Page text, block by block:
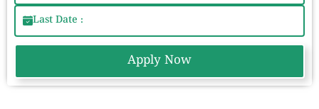
Last Date :
Apply Now